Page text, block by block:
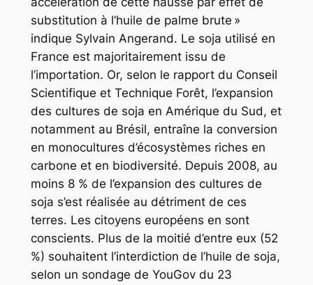
substitution à l’huile de palme brute »
indique Sylvain Angerand. Le soja utilisé en
France est majoritairement issu de
l’importation. Or, selon le rapport du Conseil
Scientifique et Technique Forêt, l’expansion
des cultures de soja en Amérique du Sud, et
notamment au Brésil, entraîne la conversion
en monocultures d’écosystèmes riches en
carbone et en biodiversité. Depuis 2008, au
moins 8 % de l’expansion des cultures de
soja s’est réalisée au détriment de ces
terres. Les citoyens européens en sont
conscients. Plus de la moitié d’entre eux (52
%) souhaitent l’interdiction de l’huile de soja,
selon un sondage de YouGov du 23